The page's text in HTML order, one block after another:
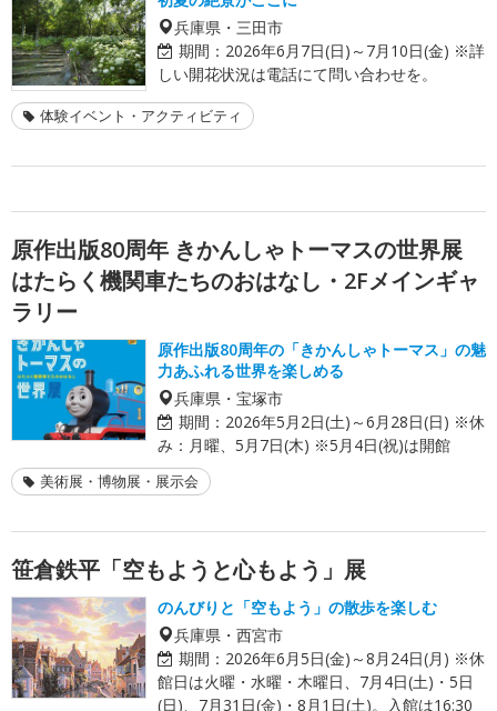
兵庫県・三田市
期間： 2026年6月7日(日)～7月10日(金) ※詳
しい開花状況は電話にて問い合わせを。
体験イベント・アクティビティ
原作出版80周年 きかんしゃトーマスの世界展
はたらく機関車たちのおはなし・2Fメインギャ
ラリー
原作出版80周年の「きかんしゃトーマス」の魅
力あふれる世界を楽しめる
兵庫県・宝塚市
期間： 2026年5月2日(土)～6月28日(日) ※休
み：月曜、5月7日(木) ※5月4日(祝)は開館
美術展・博物展・展示会
笹倉鉄平「空もようと心もよう」展
のんびりと「空もよう」の散歩を楽しむ
兵庫県・西宮市
期間： 2026年6月5日(金)～8月24日(月) ※休
館日は火曜・水曜・木曜日、7月4日(土)・5日
(日)、7月31日(金)・8月1日(土)。入館は16:30